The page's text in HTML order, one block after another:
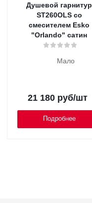
Душевой гарнитур
ST260OLS со
смесителем Esko
"Orlando" сатин
Мало
21 180руб/шт
Подробнее